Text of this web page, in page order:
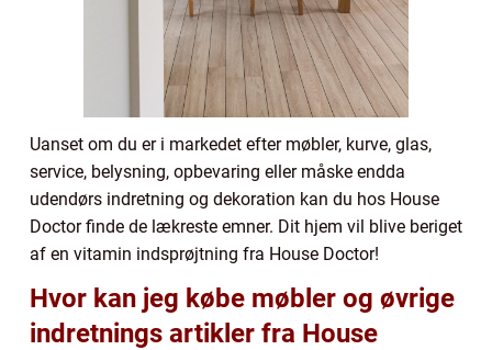
Uanset om du er i markedet efter møbler, kurve, glas,
service, belysning, opbevaring eller måske endda
udendørs indretning og dekoration kan du hos House
Doctor finde de lækreste emner. Dit hjem vil blive beriget
af en vitamin indsprøjtning fra House Doctor!
Hvor kan jeg købe møbler og øvrige
indretnings artikler fra House